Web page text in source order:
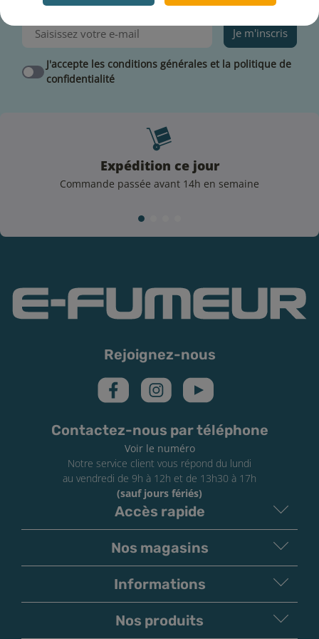
Je m'inscris
J'accepte les conditions générales et la politique de
confidentialité
Expédition ce jour
Commande passée avant 14h en semaine
Rejoignez-nous
Contactez-nous par téléphone
Voir le numéro
Notre service client vous répond du lundi
au vendredi de 9h à 12h et de 13h30 à 17h
(sauf jours fériés)
Accès rapide
Nos magasins
Informations
Nos produits